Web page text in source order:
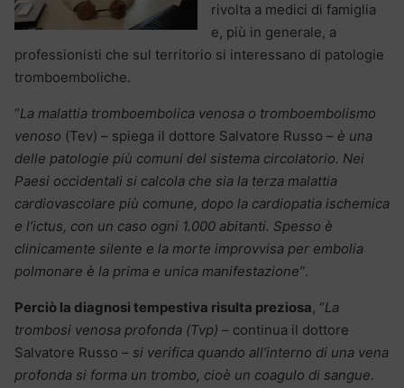
rivolta a medici di famiglia
e, più in generale, a
professionisti che sul territorio si interessano di patologie
tromboemboliche.
“La malattia tromboembolica venosa o tromboembolismo
venoso (Tev) – spiega il dottore Salvatore Russo – è una
delle patologie più comuni del sistema circolatorio. Nei
Paesi occidentali si calcola che sia la terza malattia
cardiovascolare più comune, dopo la cardiopatia ischemica
e l’ictus, con un caso ogni 1.000 abitanti. Spesso è
clinicamente silente e la morte improvvisa per embolia
polmonare è la prima e unica manifestazione”.
Perciò la diagnosi tempestiva risulta preziosa, “La
trombosi venosa profonda (Tvp) – continua il dottore
Salvatore Russo – si verifica quando all’interno di una vena
profonda si forma un trombo, cioè un coagulo di sangue.